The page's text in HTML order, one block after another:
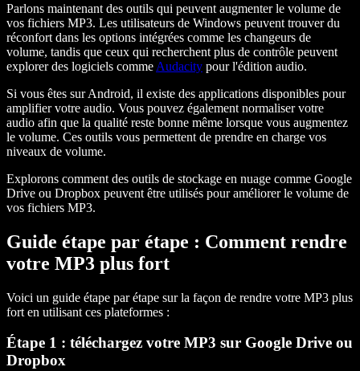
Parlons maintenant des outils qui peuvent augmenter le volume de
vos fichiers MP3. Les utilisateurs de Windows peuvent trouver du
réconfort dans les options intégrées comme les changeurs de
volume, tandis que ceux qui recherchent plus de contrôle peuvent
explorer des logiciels comme Audacity pour l'édition audio.
Si vous êtes sur Android, il existe des applications disponibles pour
amplifier votre audio. Vous pouvez également normaliser votre
audio afin que la qualité reste bonne même lorsque vous augmentez
le volume. Ces outils vous permettent de prendre en charge vos
niveaux de volume.
Explorons comment des outils de stockage en nuage comme Google
Drive ou Dropbox peuvent être utilisés pour améliorer le volume de
vos fichiers MP3.
Guide étape par étape : Comment rendre
votre MP3 plus fort
Voici un guide étape par étape sur la façon de rendre votre MP3 plus
fort en utilisant ces plateformes :
Étape 1 : téléchargez votre MP3 sur Google Drive ou
Dropbox